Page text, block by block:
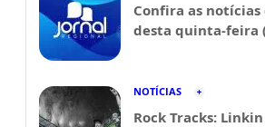
Confira as notícias
desta quinta-feira
NOTÍCIAS
Rock Tracks: